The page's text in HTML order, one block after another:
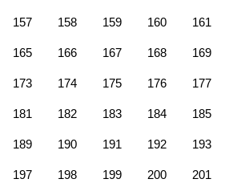
157 158 159 160 161
165 166 167 168 169
173 174 175 176 177
181 182 183 184 185
189 190 191 192 193
197 198 199 200 201